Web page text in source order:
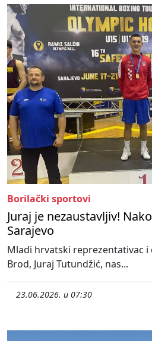
Borilački sportovi
Juraj je nezaustavljiv!
Sarajevo
Mladi hrvatski reprezentativac i
Brod, Juraj Tutundžić, nas...
23.06.2026. u 07:30